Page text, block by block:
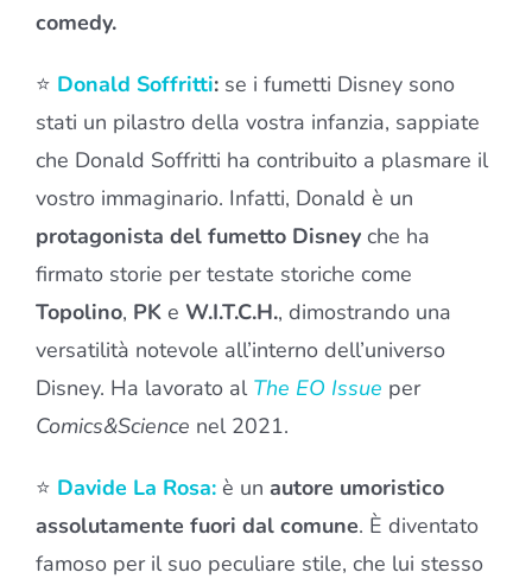
comedy.
⭐ Donald Soffritti: se i fumetti Disney sono
stati un pilastro della vostra infanzia, sappiate
che Donald Soffritti ha contribuito a plasmare il
vostro immaginario. Infatti, Donald è un
protagonista del fumetto Disney che ha
firmato storie per testate storiche come
Topolino, PK e W.I.T.C.H., dimostrando una
versatilità notevole all’interno dell’universo
Disney. Ha lavorato al The EO Issue per
Comics&Science nel 2021.
⭐ Davide La Rosa: è un autore umoristico
assolutamente fuori dal comune. È diventato
famoso per il suo peculiare stile, che lui stesso